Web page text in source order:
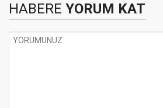
HABERE YORUM KAT